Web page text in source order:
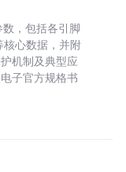
数，包括各引脚
核心数据，并附
机制及典型应
子官方规格书